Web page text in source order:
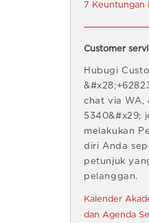
7 Keuntungan
Customer
Hubugi
chat via WA,
5340&#x29;
melakukan
diri Anda
petunjuk
pelanggan.
Kalender
dan Agenda